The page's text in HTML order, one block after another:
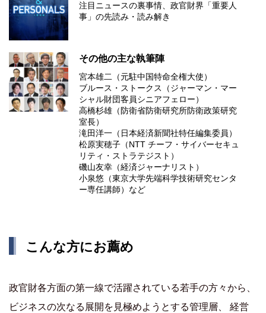
注目ニュースの裏事情、政官財界「重要人
事」の先読み・読み解き
その他の主な執筆陣
宮本雄二（元駐中国特命全権大使）
ブルース・ストークス（ジャーマン・マー
シャル財団客員シニアフェロー）
高橋杉雄（防衛省防衛研究所防衛政策研究
室長）
滝田洋一（日本経済新聞社特任編集委員）
松原実穂子（NTT チーフ・サイバーセキュ
リティ・ストラテジスト）
磯山友幸（経済ジャーナリスト）
小泉悠（東京大学先端科学技術研究センタ
ー専任講師）など
こんな方にお薦め
政官財各方面の第一線で活躍されている若手の方々から、
ビジネスの次なる展開を見極めようとする管理層、 経営